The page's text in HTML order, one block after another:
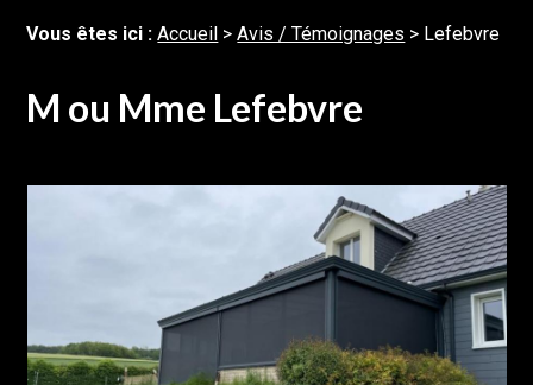
Vous êtes ici :Accueil >Avis / Témoignages > Lefebvre
M ou Mme Lefebvre